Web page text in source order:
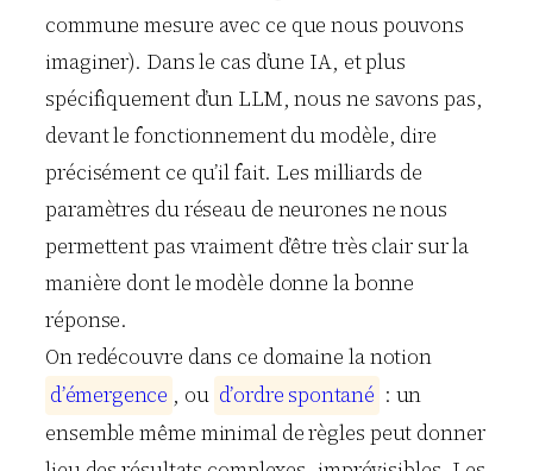
commune mesure avec ce que nous pouvons
imaginer). Dans le cas d’une IA, et plus
spécifiquement d’un LLM, nous ne savons pas,
devant le fonctionnement du modèle, dire
précisément ce qu’il fait. Les milliards de
paramètres du réseau de neurones ne nous
permettent pas vraiment d’être très clair sur la
manière dont le modèle donne la bonne
réponse.
On redécouvre dans ce domaine la notion
d’émergence , ou d’ordre spontané : un
ensemble même minimal de règles peut donner